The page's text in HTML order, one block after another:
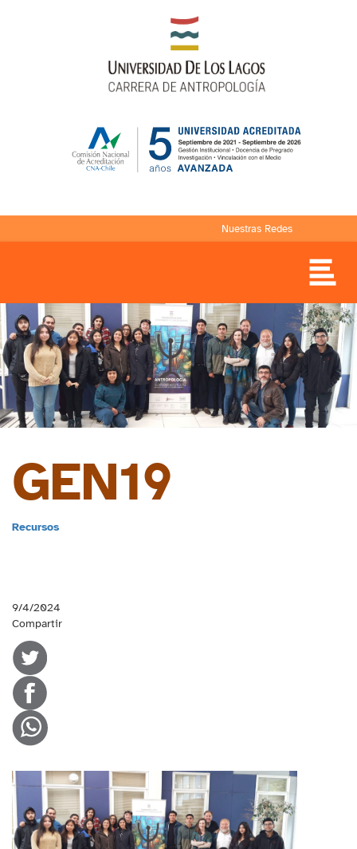
Nuestras Redes
GEN19
Recursos
9/4/2024
Compartir